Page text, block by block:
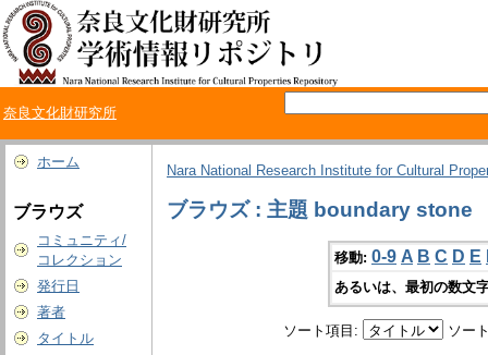
奈良文化財研究所
ホーム
ブラウズ
コミュニティ/
コレクション
発行日
著者
タイトル
Nara National Research Institute for Cultural
ブラウズ : 主題 boundary stone
移動: 0-9 A B C D E
あるいは、最初の数文
ソート項目: ソー